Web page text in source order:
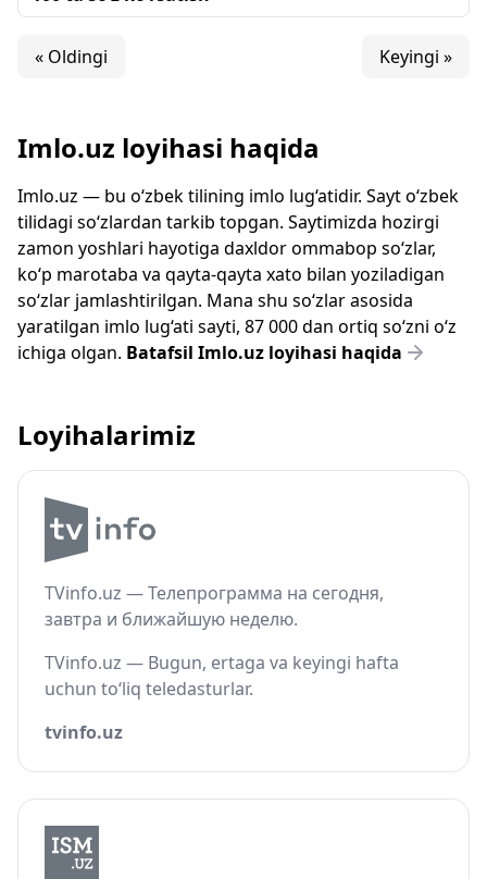
« Oldingi Keyingi »
Imlo.uz loyihasi haqida
Imlo.uz — bu o‘zbek tilining imlo lug‘atidir. Sayt o‘zbek
tilidagi so‘zlardan tarkib topgan. Saytimizda hozirgi
zamon yoshlari hayotiga daxldor ommabop so‘zlar,
ko‘p marotaba va qayta-qayta xato bilan yoziladigan
so‘zlar jamlashtirilgan. Mana shu so‘zlar asosida
yaratilgan imlo lug‘ati sayti, 87 000 dan ortiq so‘zni o‘z
ichiga olgan. Batafsil Imlo.uz loyihasi haqida
Loyihalarimiz
TVinfo.uz — Телепрограмма на сегодня,
завтра и ближайшую неделю.
TVinfo.uz — Bugun, ertaga va keyingi hafta
uchun to‘liq teledasturlar.
tvinfo.uz